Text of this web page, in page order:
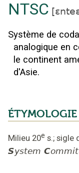
NTSC [
Système de
analogique en
le continent
d'Asie.
ÉTYMOLOGIE
Milieu 20e s.; sigle
System C